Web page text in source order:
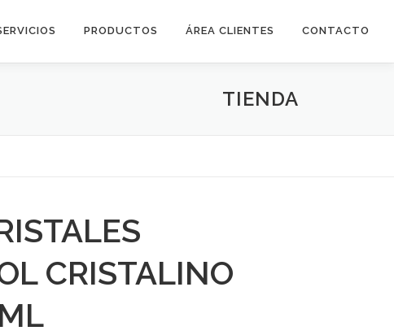
PRODUCTOS ÁREA CLIENTES CONTACTO
TIENDA
CRISTALINO